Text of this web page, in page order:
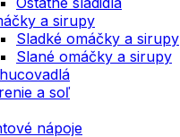
a sirupy
Sladké omáčky a sirupy
Slané omáčky a sirupy
a soľ
nápoje